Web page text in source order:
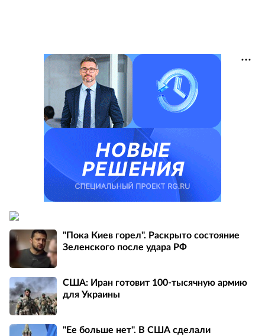
"Пока Киев горел". Раскрыто состояние
Зеленского после удара РФ
США: Иран готовит 100-тысячную армию
для Украины
"Ее больше нет". В США сделали